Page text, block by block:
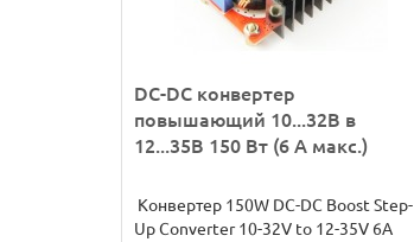
DC-DC конвертер
повышающий 10...32В в
12...35В 150 Вт (6 А макс.)
Конвертер 150W DC-DC Boost Step-
Up Converter 10-32V to 12-35V 6A